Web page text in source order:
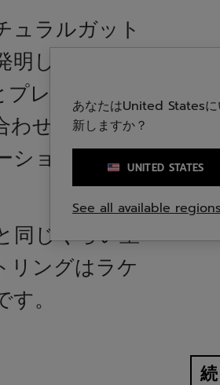
ュラルガット
明しました。
レーヤーの
わせて、テニ
ションに取り
じくらい重
リングはラケ
。
あなたはUnited States
新しますか？
UNITED STATES
See all available regions